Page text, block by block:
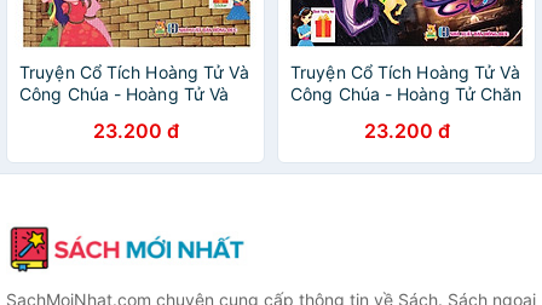
Truyện Cổ Tích Hoàng Tử Và
Công Chúa - Hoàng Tử Và
23.200 đ
Truyện Cổ Tích Hoàng Tử Và
Công Chúa - Hoàng Tử Chăn
23.200 đ
SachMoiNhat.com chuyên cung cấp thông tin về Sách. Sách ngoại